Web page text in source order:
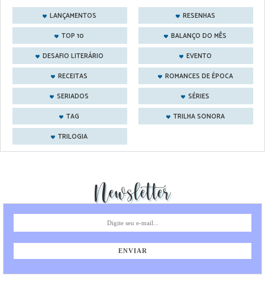
LANÇAMENTOS
RESENHAS
TOP 10
BALANÇO DO MÊS
DESAFIO LITERÁRIO
EVENTO
RECEITAS
ROMANCES DE ÉPOCA
SERIADOS
SÉRIES
TAG
TRILHA SONORA
TRILOGIA
Newsletter